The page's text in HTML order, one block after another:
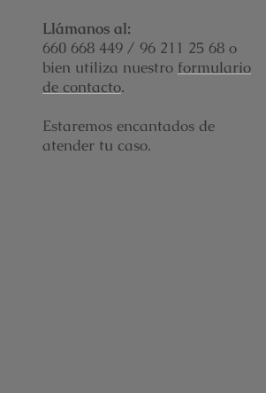
Llámanos al:
660 668 449 / 96 211 25 68 o
bien utiliza nuestro formulario
de contacto.
Estaremos encantados de
atender tu caso.